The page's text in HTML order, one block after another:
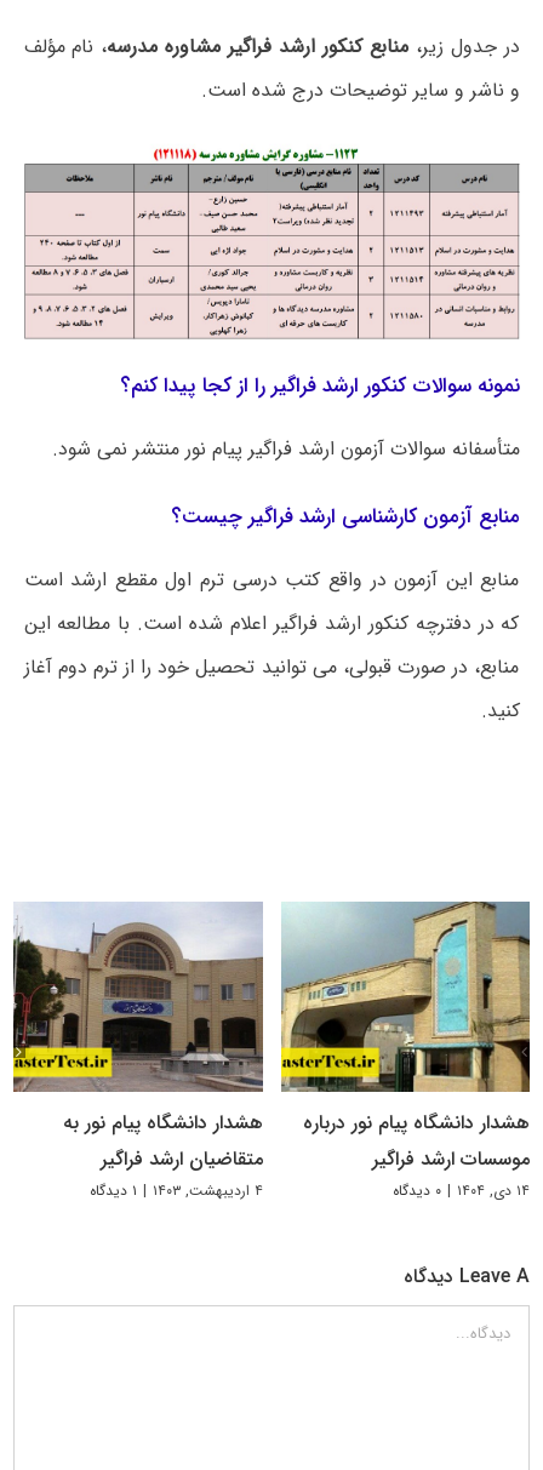
در جدول زیر،منابع کنکور ارشد فراگیر مشاوره مدرسه، نام مؤلف
و ناشر و سایر توضیحات درج شده است.
نمونه سوالات کنکور ارشد فراگیر را از کجا پیدا کنم؟
متأسفانه سوالات آزمون ارشد فراگیر پیام نور منتشر نمی شود.
منابع آزمون کارشناسی ارشد فراگیر چیست؟
منابع این آزمون در واقع کتب درسی ترم اول مقطع ارشد است
که در دفترچه کنکور ارشد فراگیر اعلام شده است. با مطالعه این
منابع، در صورت قبولی، می توانید تحصیل خود را از ترم دوم آغاز
کنید.
هشدار دانشگاه پیام نور درباره
موسسات ارشد فراگیر
۱۴ دی, ۱۴۰۴ | ۰ دیدگاه
هشدار دانشگاه پیام نور به
متقاضیان ارشد فراگیر
۴ اردیبهشت, ۱۴۰۳ | ۱ دیدگاه
Leave A دیدگاه
دیدگاه